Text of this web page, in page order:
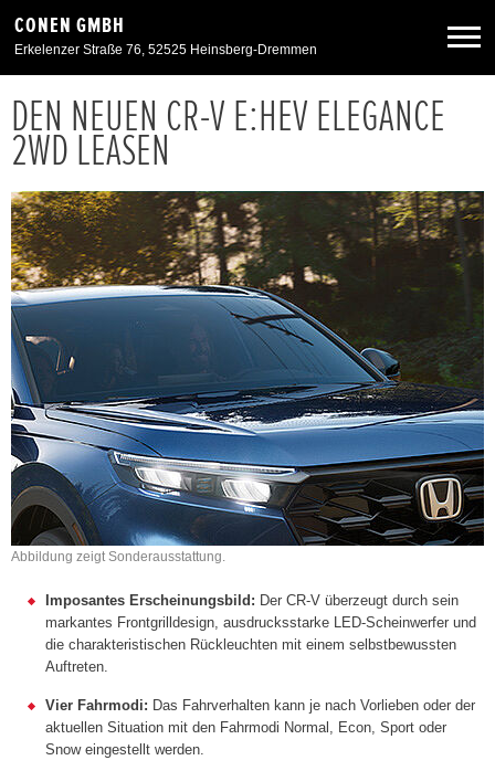
CONEN GMBH
Erkelenzer Straße 76, 52525 Heinsberg-Dremmen
Neuwagen
Angebote
Service & Zubehör
Unser Autohaus
Zurück zur Portalseite
DEN NEUEN CR-V E:HEV ELEGANCE
2WD LEASEN
Abbildung zeigt Sonderausstattung.
Imposantes Erscheinungsbild: Der CR-V überzeugt durch sein
markantes Frontgrilldesign, ausdrucksstarke LED-Scheinwerfer und
die charakteristischen Rückleuchten mit einem selbstbewussten
Auftreten.
Vier Fahrmodi: Das Fahrverhalten kann je nach Vorlieben oder der
aktuellen Situation mit den Fahrmodi Normal, Econ, Sport oder
Snow eingestellt werden.